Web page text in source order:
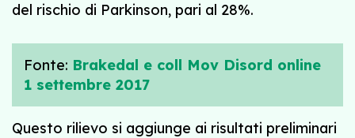
del rischio di Parkinson, pari al 28%.
Fonte: Brakedal e coll Mov Disord online
1 settembre 2017
Questo rilievo si aggiunge ai risultati preliminari